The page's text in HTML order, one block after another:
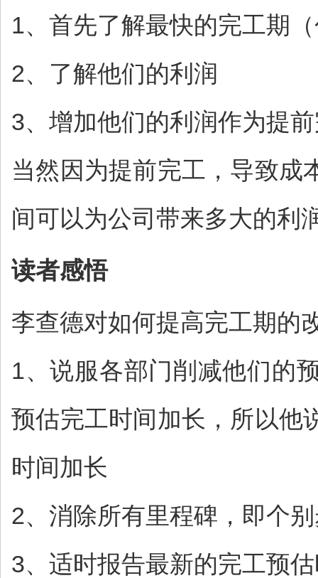
1、首先了解最快的完工期
2、了解他们的利润
3、增加他们的利润作为提
当然因为提前完工，导致成
间可以为公司带来多大的利
读者感悟
李查德对如何提高完工期的
1、说服各部门削减他们的
预估完工时间加长，所以他
时间加长
2、消除所有里程碑，即个
3、适时报告最新的完工预